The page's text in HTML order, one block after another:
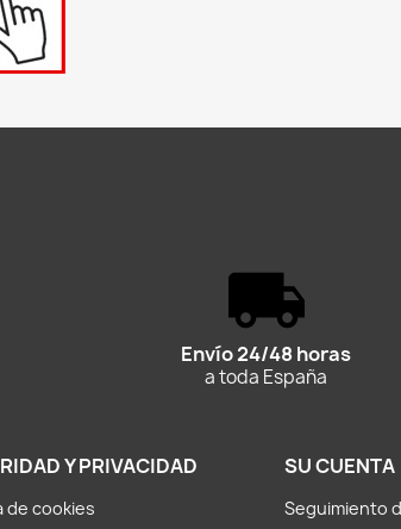
Envío 24/48 horas
a toda España
Y PRIVACIDAD
de cookies
SU CUENTA
Seguimiento